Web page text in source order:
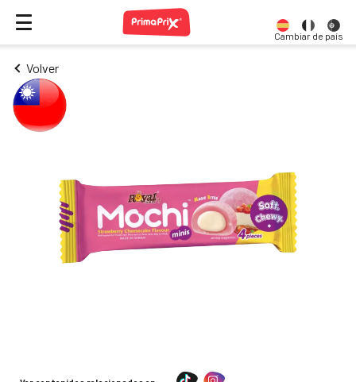
Cambiar de país
Volver